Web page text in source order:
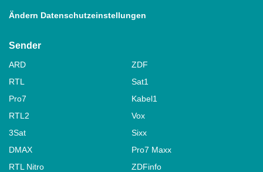
Ändern Datenschutzeinstellungen
Sender
ARD
ZDF
RTL
Sat1
Pro7
Kabel1
RTL2
Vox
3Sat
Sixx
DMAX
Pro7 Maxx
RTL Nitro
ZDFinfo